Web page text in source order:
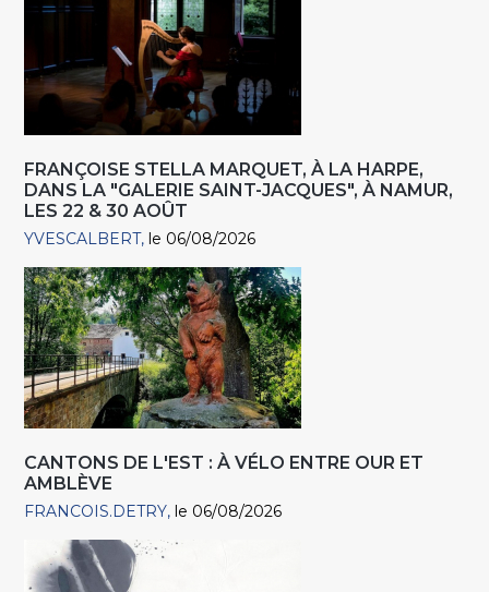
FRANÇOISE STELLA MARQUET, À LA HARPE,
DANS LA "GALERIE SAINT-JACQUES", À NAMUR,
LES 22 & 30 AOÛT
YVESCALBERT le 06/08/2026
CANTONS DE L'EST : À VÉLO ENTRE OUR ET
AMBLÈVE
FRANCOIS.DETRY le 06/08/2026